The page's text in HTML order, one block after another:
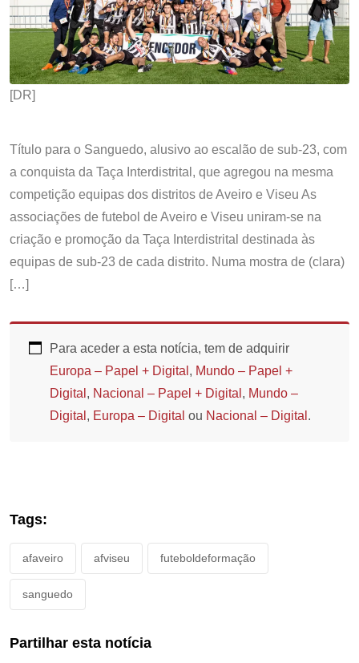
[DR]
Título para o Sanguedo, alusivo ao escalão de sub-23, com
a conquista da Taça Interdistrital, que agregou na mesma
competição equipas dos distritos de Aveiro e Viseu As
associações de futebol de Aveiro e Viseu uniram-se na
criação e promoção da Taça Interdistrital destinada às
equipas de sub-23 de cada distrito. Numa mostra de (clara)
[…]
Para aceder a esta notícia, tem de adquirir
Europa – Papel + Digital , Mundo – Papel +
Digital , Nacional – Papel + Digital , Mundo –
Digital , Europa – Digital ou Nacional – Digital .
Tags:
afaveiro afviseu futeboldeformação
sanguedo
Partilhar esta notícia